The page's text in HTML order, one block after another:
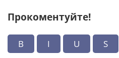
Прокоментуйте!
B I U S